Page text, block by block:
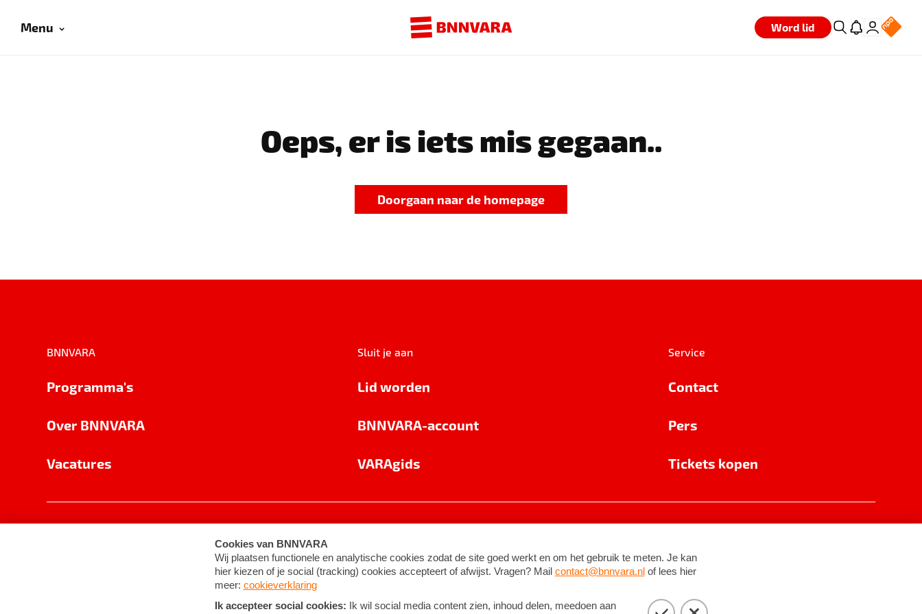
Menu Word lid
Oeps, er is iets mis gegaan..
Doorgaan naar de homepage
BNNVARA
Programma's
Over BNNVARA
Vacatures
Sluit je aan
Lid worden
BNNVARA-account
VARAgids
Service
Contact
Pers
Tickets kopen
Cookie-instellingen Algemene voorwaarden ©2026BNNVARA